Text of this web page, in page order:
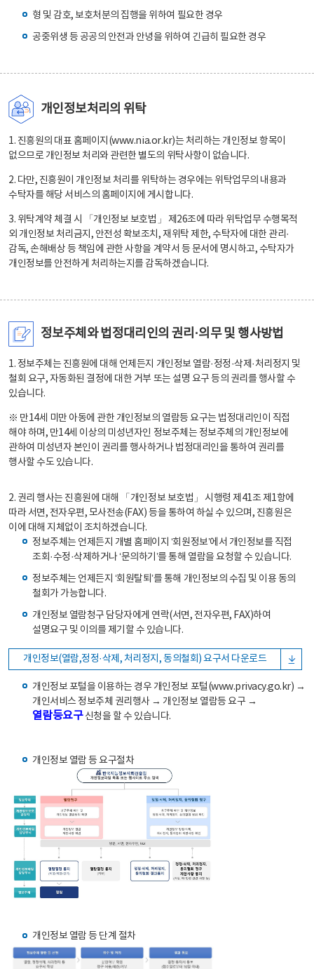
형 및 감호, 보호처분의 집행을 위하여 필요한 경우
공중위생 등 공공의 안전과 안녕을 위하여 긴급히 필요한 경우
개인정보처리의 위탁
1. 진흥원의 대표 홈페이지(www.nia.or.kr)는 처리하는 개인정보 항목이
없으므로 개인정보 처리와 관련한 별도의 위탁사항이 없습니다.
2. 다만, 진흥원이 개인정보 처리를 위탁하는 경우에는 위탁업무의 내용과
수탁자를 해당 서비스의 홈페이지에 게시합니다.
3. 위탁계약 체결 시 「개인정보 보호법」 제26조에 따라 위탁업무 수행목적
외 개인정보 처리금지, 안전성 확보조치, 재위탁 제한, 수탁자에 대한 관리·
감독, 손해배상 등 책임에 관한 사항을 계약서 등 문서에 명시하고, 수탁자가
개인정보를 안전하게 처리하는지를 감독하겠습니다.
정보주체와 법정대리인의 권리·의무 및 행사방법
1. 정보주체는 진흥원에 대해 언제든지 개인정보 열람·정정·삭제·처리정지 및
철회 요구, 자동화된 결정에 대한 거부 또는 설명 요구 등의 권리를 행사할 수
있습니다.
※ 만14세 미만 아동에 관한 개인정보의 열람등 요구는 법정대리인이 직접
해야 하며, 만14세 이상의 미성년자인 정보주체는 정보주체의 개인정보에
관하여 미성년자 본인이 권리를 행사하거나 법정대리인을 통하여 권리를
행사할 수도 있습니다.
2. 권리 행사는 진흥원에 대해 「개인정보 보호법」 시행령 제41조 제1항에
따라 서면, 전자우편, 모사전송(FAX) 등을 통하여 하실 수 있으며, 진흥원은
이에 대해 지체없이 조치하겠습니다.
정보주체는 언제든지 개별 홈페이지 ‘회원정보’에서 개인정보를 직접
조회·수정·삭제하거나 ‘문의하기’를 통해 열람을 요청할 수 있습니다.
정보주체는 언제든지 ‘회원탈퇴’를 통해 개인정보의 수집 및 이용 동의
철회가 가능합니다.
개인정보 열람청구 담당자에게 연락(서면, 전자우편, FAX)하여
설명요구 및 이의를 제기할 수 있습니다.
개인정보(열람,정정·삭제, 처리정지, 동의철회) 요구서 다운로드
개인정보 포털을 이용하는 경우 개인정보 포털(www.privacy.go.kr) →
개인서비스 정보주체 권리행사 → 개인정보 열람등 요구 →
열람등요구신청을 할 수 있습니다.
개인정보 열람 등 요구절차
개인정보 열람 등 단계 절차